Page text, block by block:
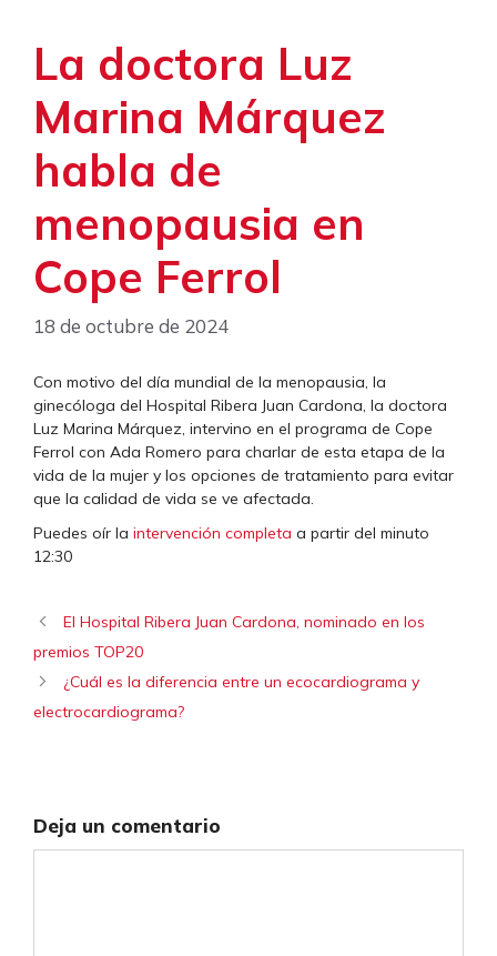
La doctora Luz
Marina Márquez
habla de
menopausia en
Cope Ferrol
18 de octubre de 2024
Con motivo del día mundial de la menopausia, la
ginecóloga del Hospital Ribera Juan Cardona, la doctora
Luz Marina Márquez, intervino en el programa de Cope
Ferrol con Ada Romero para charlar de esta etapa de la
vida de la mujer y los opciones de tratamiento para evitar
que la calidad de vida se ve afectada.
Puedes oír la intervención completa a partir del minuto
12:30
El Hospital Ribera Juan Cardona, nominado en los
premios TOP20
¿Cuál es la diferencia entre un ecocardiograma y
electrocardiograma?
Deja un comentario